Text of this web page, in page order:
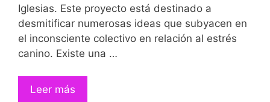
Iglesias. Este proyecto está destinado a
desmitificar numerosas ideas que subyacen en
el inconsciente colectivo en relación al estrés
canino. Existe una …
Leer más